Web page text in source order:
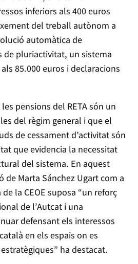
inferiors als 400 euros
del treball autònom a
automàtica de
de pluriactivitat, un sistema
85.000 euros i declaracions
pensions del RETA són un
del règim general i que el
de cessament d’activitat són
que evidencia la necessitat
del sistema. En aquest
Marta Sánchez Ugart com a
la CEOE suposa “un reforç
de l’Autcat i una
defensant els interessos
en els espais on es
ha destacat.